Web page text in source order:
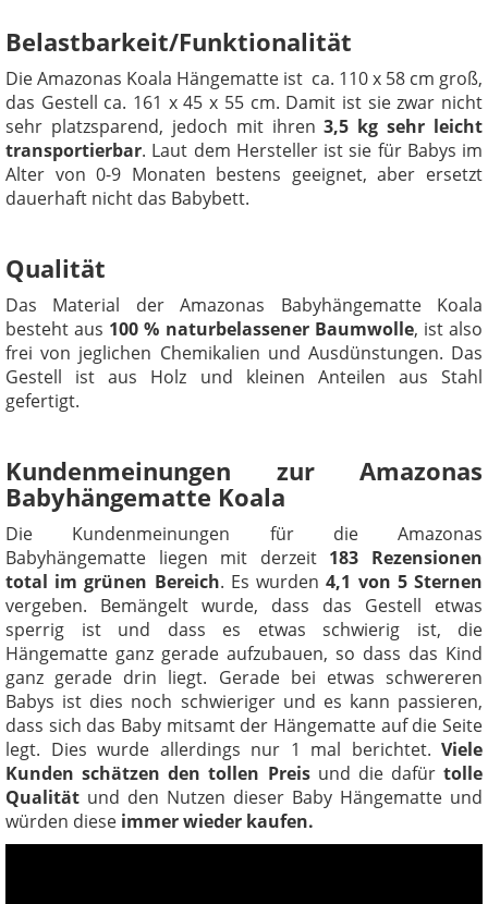
Belastbarkeit/Funktionalität
Die Amazonas Koala Hängematte ist ca. 110 x 58 cm groß,
das Gestell ca. 161 x 45 x 55 cm. Damit ist sie zwar nicht
sehr platzsparend, jedoch mit ihren3,5 kg sehr leicht
transportierbar. Laut dem Hersteller ist sie für Babys im
Alter von 0-9 Monaten bestens geeignet, aber ersetzt
dauerhaft nicht das Babybett.
Qualität
Das Material der Amazonas Babyhängematte Koala
besteht aus 100 % naturbelassener Baumwolle, ist also
frei von jeglichen Chemikalien und Ausdünstungen. Das
Gestell ist aus Holz und kleinen Anteilen aus Stahl
gefertigt.
Kundenmeinungen zur Amazonas
Babyhängematte Koala
Die Kundenmeinungen für die Amazonas
Babyhängematte liegen mit derzeit183 Rezensionen
total im grünen Bereich. Es wurden4,1 von 5 Sternen
vergeben. Bemängelt wurde, dass das Gestell etwas
sperrig ist und dass es etwas schwierig ist, die
Hängematte ganz gerade aufzubauen, so dass das Kind
ganz gerade drin liegt. Gerade bei etwas schwereren
Babys ist dies noch schwieriger und es kann passieren,
dass sich das Baby mitsamt der Hängematte auf die Seite
legt. Dies wurde allerdings nur 1 mal berichtet. Viele
Kunden schätzen den tollen Preisund die dafürtolle
Qualität und den Nutzen dieser Baby Hängematte und
würden diese immer wieder kaufen.